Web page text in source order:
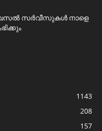
സർവീസുകൾ നാളെ
1143
208
157